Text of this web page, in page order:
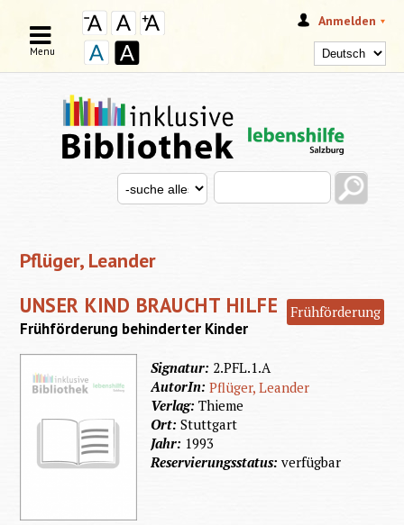
Anmelden
SUCHFORMULAR
Search this site
Search for
Menu
Pflüger, Leander
UNSER KIND BRAUCHT HILFE Frühförderung
Frühförderung behinderter Kinder
Signatur: 2.PFL.1.A
AutorIn:Pflüger, Leander
Verlag:Thieme
Ort:Stuttgart
Jahr: 1993
Reservierungsstatus:verfügbar